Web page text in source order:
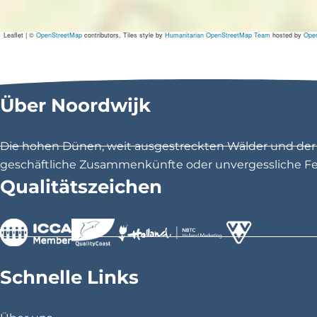
Leaflet|©OpenStreetMapcontributors, Tiles style byHumanitarian OpenStreetMap Teamhosted by
Über Noordwijk
Die hohen Dünen, weit ausgestreckten Wälder und
geschäftliche Zusammenkünfte oder unvergessliche
Qualitätszeichen
Schnelle Links